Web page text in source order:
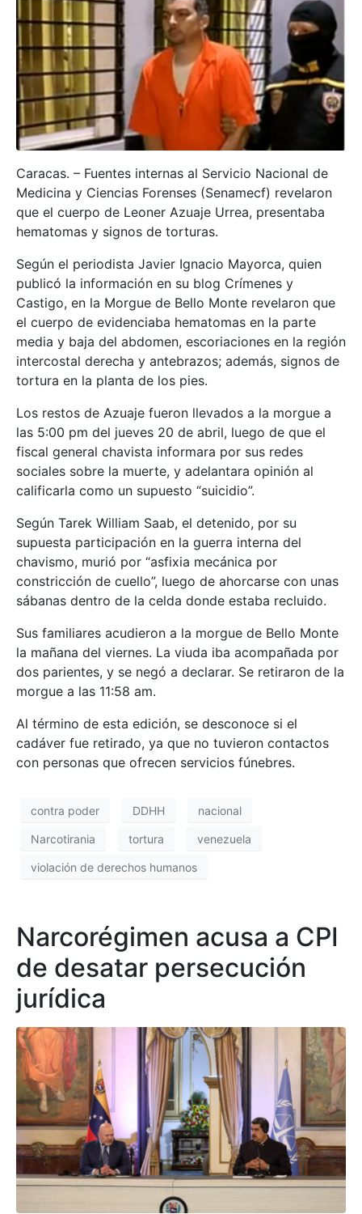
Caracas. – Fuentes internas al Servicio Nacional de
Medicina y Ciencias Forenses (Senamecf) revelaron
que el cuerpo de Leoner Azuaje Urrea, presentaba
hematomas y signos de torturas.
Según el periodista Javier Ignacio Mayorca, quien
publicó la información en su blog Crímenes y
Castigo, en la Morgue de Bello Monte revelaron que
el cuerpo de evidenciaba hematomas en la parte
media y baja del abdomen, escoriaciones en la región
intercostal derecha y antebrazos; además, signos de
tortura en la planta de los pies.
Los restos de Azuaje fueron llevados a la morgue a
las 5:00 pm del jueves 20 de abril, luego de que el
fiscal general chavista informara por sus redes
sociales sobre la muerte, y adelantara opinión al
calificarla como un supuesto “suicidio”.
Según Tarek William Saab, el detenido, por su
supuesta participación en la guerra interna del
chavismo, murió por “asfixia mecánica por
constricción de cuello”, luego de ahorcarse con unas
sábanas dentro de la celda donde estaba recluido.
Sus familiares acudieron a la morgue de Bello Monte
la mañana del viernes. La viuda iba acompañada por
dos parientes, y se negó a declarar. Se retiraron de la
morgue a las 11:58 am.
Al término de esta edición, se desconoce si el
cadáver fue retirado, ya que no tuvieron contactos
con personas que ofrecen servicios fúnebres.
contra poder DDHH nacional
Narcotirania tortura venezuela
violación de derechos humanos
Narcorégimen acusa a CPI
de desatar persecución
jurídica